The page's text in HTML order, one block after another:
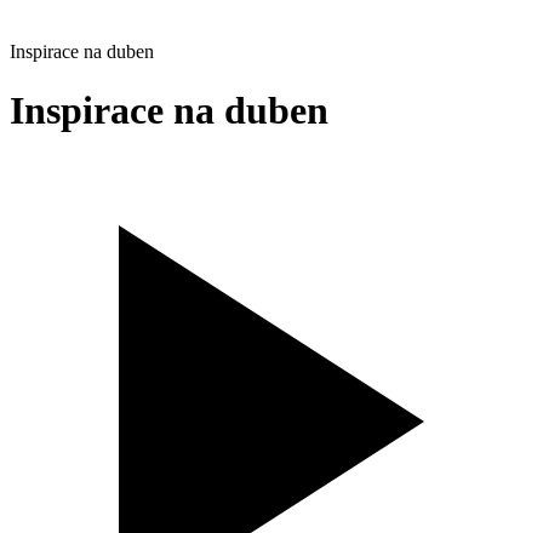
Inspirace na duben
Inspirace na duben